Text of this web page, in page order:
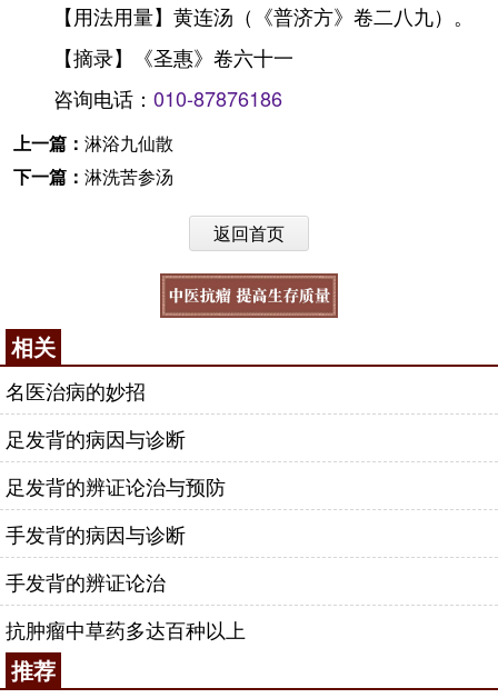
【用法用量】黄连汤（《普济方》卷二八九）。
【摘录】《圣惠》卷六十一
咨询电话： 010-87876186
上一篇： 淋浴九仙散
下一篇： 淋洗苦参汤
返回首页
相关
名医治病的妙招
足发背的病因与诊断
足发背的辨证论治与预防
手发背的病因与诊断
手发背的辨证论治
抗肿瘤中草药多达百种以上
推荐